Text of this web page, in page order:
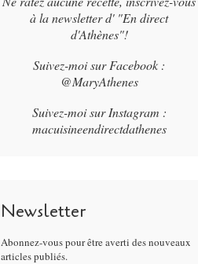
à la newsletter d' "En direct
d'Athènes"!
Suivez-moi sur Facebook :
@MaryAthenes
Suivez-moi sur Instagram :
macuisineendirectdathenes
Newsletter
Abonnez-vous pour être averti des nouveaux
articles publiés.